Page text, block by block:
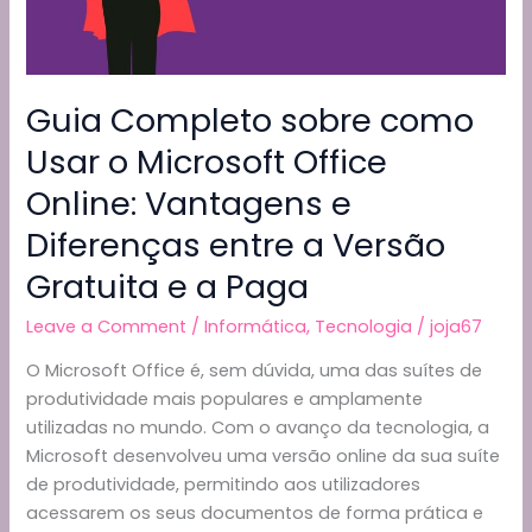
Guia Completo sobre como
Usar o Microsoft Office
Online: Vantagens e
Diferenças entre a Versão
Gratuita e a Paga
Leave a Comment /Informática, Tecnologia /joja67
O Microsoft Office é, sem dúvida, uma das suítes de
produtividade mais populares e amplamente
utilizadas no mundo. Com o avanço da tecnologia, a
Microsoft desenvolveu uma versão online da sua suíte
de produtividade, permitindo aos utilizadores
acessarem os seus documentos de forma prática e